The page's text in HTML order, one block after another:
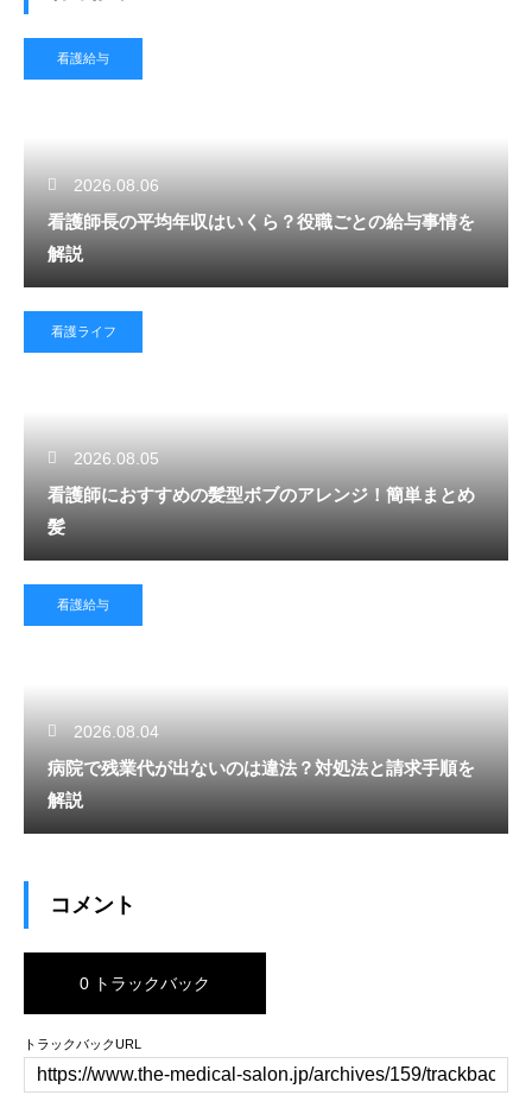
看護給与
2026.08.06
看護師長の平均年収はいくら？役職ごとの給与事情を
解説
看護ライフ
2026.08.05
看護師におすすめの髪型ボブのアレンジ！簡単まとめ
髪
看護給与
2026.08.04
病院で残業代が出ないのは違法？対処法と請求手順を
解説
コメント
0 トラックバック
トラックバックURL